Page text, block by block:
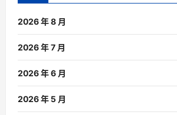
2026 年 8 月
2026 年 7 月
2026 年 6 月
2026 年 5 月